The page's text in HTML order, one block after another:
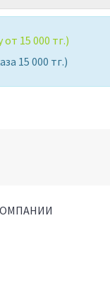
15 000 тг.)
15 000 тг.)